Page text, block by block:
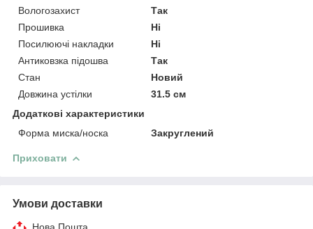
Вологозахист
Так
Прошивка
Ні
Посилюючі накладки
Ні
Антиковзка підошва
Так
Стан
Новий
Довжина устілки
31.5 см
Додаткові характеристики
Форма миска/носка
Закруглений
Приховати
Умови доставки
Нова Пошта